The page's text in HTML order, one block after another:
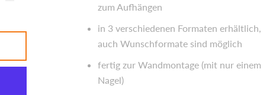
zum Aufhängen
in 3 verschiedenen Formaten erhältlich,
auch Wunschformate sind möglich
fertig zur Wandmontage (mit nur einem
Nagel)